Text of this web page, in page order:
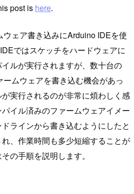
post is here.
ェア書き込みにArduino IDEを使
ではスケッチをハードウェアに
ルが実行されますが、数十台の
ムウェアを書き込む機会があっ
実行されるのが非常に煩わしく感
イル済みのファームウェアイメー
ラインから書き込むようにしたと
、作業時間も多少短縮することが
の手順を説明します。